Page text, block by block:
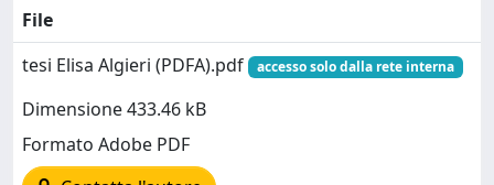
File
tesi Elisa Algieri (PDFA).pdf
accesso solo dalla rete interna
Dimensione 433.46 kB
Formato Adobe PDF